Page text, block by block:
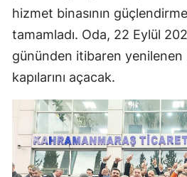
hizmet binasının
tamamladı. Oda, 22 Eylül
gününden itibaren yenilenen
kapılarını açacak.